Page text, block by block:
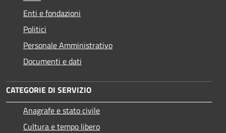
Enti e fondazioni
Politici
Personale Amministrativo
Documenti e dati
CATEGORIE DI SERVIZIO
Anagrafe e stato civile
Cultura e tempo libero